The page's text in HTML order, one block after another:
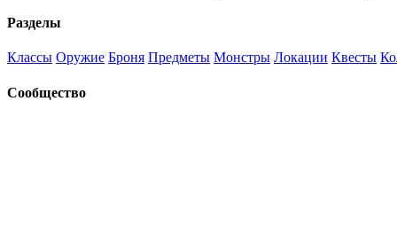
Разделы
Классы Оружие Броня Предметы Монстры Локации Квесты
Сообщество